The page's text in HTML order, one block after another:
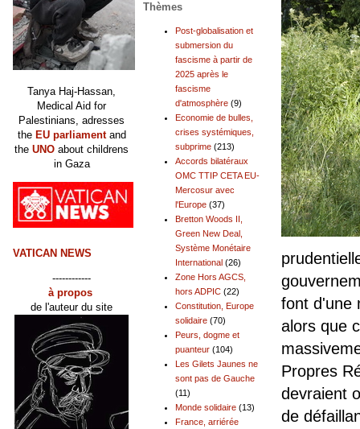
font d'une
alors que
Propres
devraient
de
Thèmes
Post-globalisation et
submersion du
fascisme à partir de
2025 après le
fascisme
d'atmosphère (9)
Economie de bulles,
crises systémiques,
subprime (213)
Accords bilatéraux
OMC TTIP CETA EU-
Mercosur avec
l'Europe (37)
Bretton Woods II,
Green New Deal,
Système Monétaire
International (26)
Zone Hors AGCS,
hors ADPIC (22)
Constitution, Europe
solidaire (70)
Peurs, dogme et
puanteur (104)
Les Gilets Jaunes ne
sont pas de Gauche
(11)
Monde solidaire (13)
France, arriérée
Tanya Haj-Hassan,
Medical Aid for
Palestinians, adresses
the EU parliamentand
the UNO about childrens
in Gaza
VATICAN NEWS
------------
à propos
de l'auteur du site